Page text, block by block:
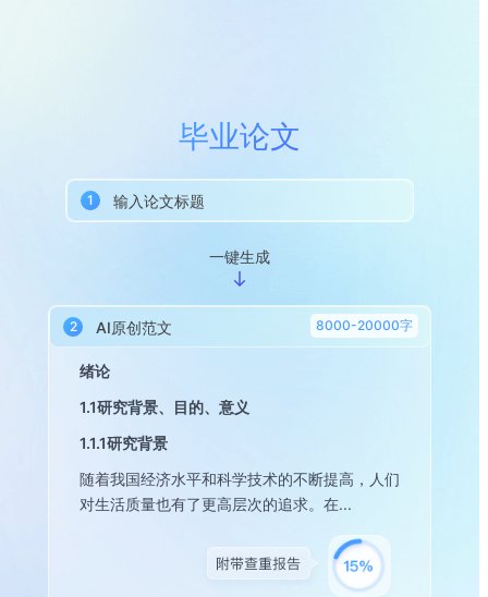
毕业论文
1 输入论文标题
一键生成
2 AI原创范文 8000-20000字
绪论
1.1研究背景、目的、意义
1.1.1研究背景
随着我国经济水平和科学技术的不断提高，人们
对生活质量也有了更高层次的追求。在...